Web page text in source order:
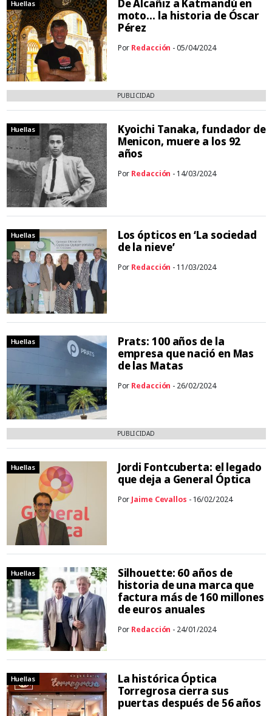
Huellas
De Alcañiz a Katmandú en
moto… la historia de Óscar
Pérez
Por Redacción - 05/04/2024
PUBLICIDAD
Huellas
Kyoichi Tanaka, fundador de
Menicon, muere a los 92
años
Por Redacción - 14/03/2024
Huellas
Los ópticos en ‘La sociedad
de la nieve’
Por Redacción - 11/03/2024
Huellas
Prats: 100 años de la
empresa que nació en Mas
de las Matas
Por Redacción - 26/02/2024
PUBLICIDAD
Huellas
Jordi Fontcuberta: el legado
que deja a General Óptica
Por Jaime Cevallos - 16/02/2024
Huellas
Silhouette: 60 años de
historia de una marca que
factura más de 160 millones
de euros anuales
Por Redacción - 24/01/2024
Huellas
La histórica Óptica
Torregrosa cierra sus
puertas después de 56 años